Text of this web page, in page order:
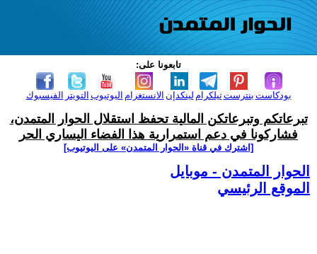
تابعونا على:
الفيسبوك التويتر اليوتيوب الانستغرام لينكدإن تيلكرامبنترست بودكاست
تبرعاتكم وتبرعاتكن المالية تحفظ استقلال الحوار المتمدن،
فشاركونا في دعم استمرارية هذا الفضاء اليساري الحر
[اشترك في قناة ‫«الحوار المتمدن» على اليوتيوب]
الحوار المتمدن - موبايل
الموقع الرئيسي